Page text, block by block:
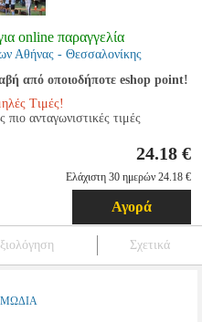
online παραγγελία
Αθήνας - Θεσσαλονίκης
από οποιοδήποτε eshop point!
Τιμές!
ανταγωνιστικές τιμές
24.18 €
Ελάχιστη 30 ημερών 24.18 €
Αγορά
Σχετικά